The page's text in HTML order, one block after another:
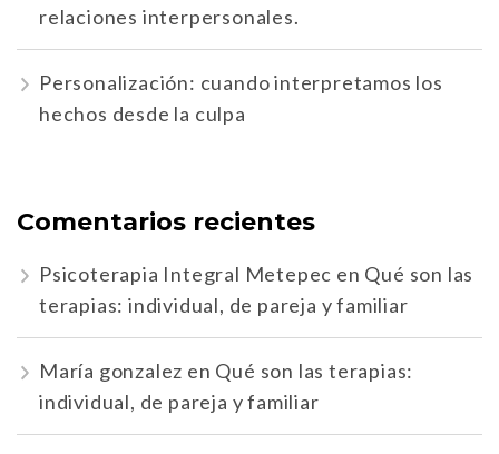
relaciones interpersonales.
Personalización: cuando interpretamos los
hechos desde la culpa
Comentarios recientes
Psicoterapia Integral Metepec en Qué son las
terapias: individual, de pareja y familiar
María gonzalez en Qué son las terapias:
individual, de pareja y familiar